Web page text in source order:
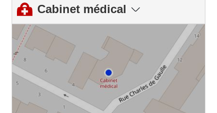
Cabinet médical